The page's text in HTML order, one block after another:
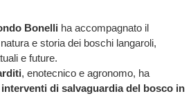
Bonelli ha accompagnato il
e storia dei boschi langaroli,
e future.
, enotecnico e agronomo, ha
interventi di salvaguardia del bosco in